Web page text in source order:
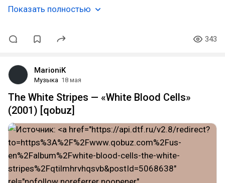
Показать полностью
343
MarioniK
Музыка 18 мая
The White Stripes — «White Blood Cells»
(2001) [qobuz]